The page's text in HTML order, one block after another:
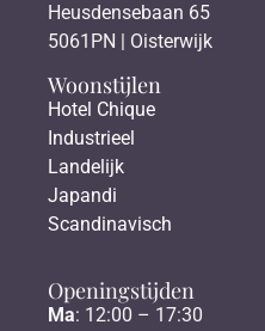
Heusdensebaan 65
5061PN | Oisterwijk
Woonstijlen
Hotel Chique
Industrieel
Landelijk
Japandi
Scandinavisch
Openingstijden
Ma: 12:00 – 17:30